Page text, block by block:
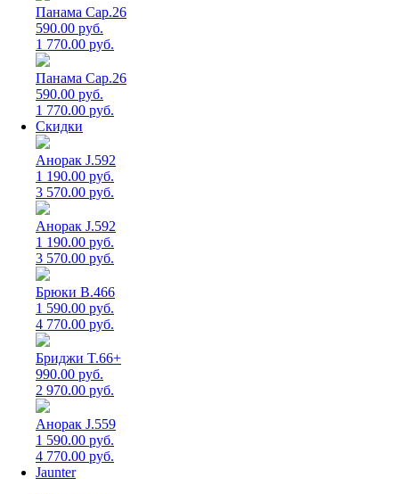
Панама Cap.26
590.00 руб.
1 770.00 руб.
Панама Cap.26
590.00 руб.
1 770.00 руб.
Скидки
Анорак J.592
1 190.00 руб.
3 570.00 руб.
Анорак J.592
1 190.00 руб.
3 570.00 руб.
Брюки B.466
1 590.00 руб.
4 770.00 руб.
Бриджи T.66+
990.00 руб.
2 970.00 руб.
Анорак J.559
1 590.00 руб.
4 770.00 руб.
Jaunter